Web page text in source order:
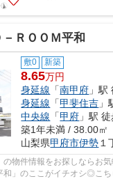
－ＲＯＯＭ平和
敷0 新築
8.65万円
身延線 「南甲府 」駅
身延線 「甲斐住吉 」
中央線 「甲府 」駅
築1年未満 / 38.00㎡
山梨県甲府市伊勢 １
の物件情報をお探しならお
」のここがイチオシ◎こち